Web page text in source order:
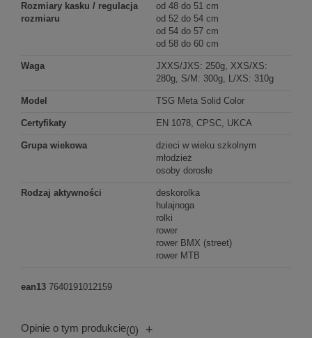
Rozmiary kasku / regulacja
rozmiaru
od 48 do 51 cm
od 52 do 54 cm
od 54 do 57 cm
od 58 do 60 cm
Waga
JXXS/JXS: 250g, XXS/XS:
280g, S/M: 300g, L/XS: 310g
Model TSG Meta Solid Color
Certyfikaty EN 1078, CPSC, UKCA
Grupa wiekowa
dzieci w wieku szkolnym
młodzież
osoby dorosłe
Rodzaj aktywności
deskorolka
hulajnoga
rolki
rower
rower BMX (street)
rower MTB
ean13 7640191012159
Opinie o tym produkcie(0) +